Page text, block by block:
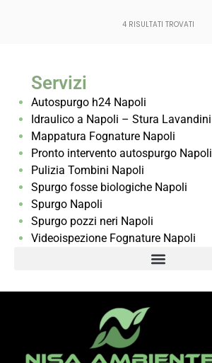
4 RISULTATI TROVATI
Servizi
Autospurgo h24 Napoli
Idraulico a Napoli – Stura Lavandini
Mappatura Fognature Napoli
Pronto intervento autospurgo Napoli
Pulizia Tombini Napoli
Spurgo fosse biologiche Napoli
Spurgo Napoli
Spurgo pozzi neri Napoli
Videoispezione Fognature Napoli